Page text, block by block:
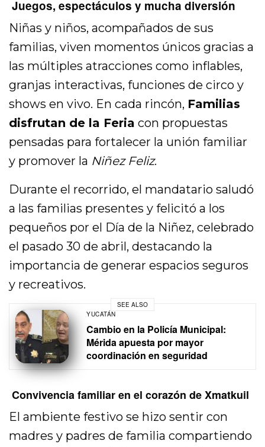
Juegos, espectáculos y mucha diversión
Niñas y niños, acompañados de sus
familias, viven momentos únicos gracias a
las múltiples atracciones como inflables,
granjas interactivas, funciones de circo y
shows en vivo. En cada rincón, Familias
disfrutan de la Feria con propuestas
pensadas para fortalecer la unión familiar
y promover la Niñez Feliz.
Durante el recorrido, el mandatario saludó
a las familias presentes y felicitó a los
pequeños por el Día de la Niñez, celebrado
el pasado 30 de abril, destacando la
importancia de generar espacios seguros
y recreativos.
SEE ALSO
YUCATÁN
Cambio en la Policía Municipal:
Mérida apuesta por mayor
coordinación en seguridad
Convivencia familiar en el corazón de Xmatkuil
El ambiente festivo se hizo sentir con
madres y padres de familia compartiendo